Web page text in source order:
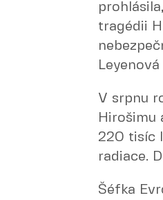
tragédii
V srpnu
Hirošimu
220 tisíc
radiace.
Šéfka